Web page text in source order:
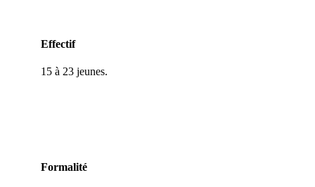
Effectif
15 à 23 jeunes.
Formalité